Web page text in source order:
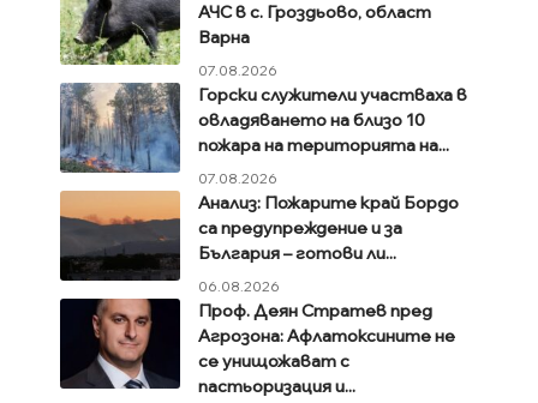
АЧС в с. Гроздьово, област
Варна
07.08.2026
Горски служители участваха в
овладяването на близо 10
пожара на територията на...
07.08.2026
Анализ: Пожарите край Бордо
са предупреждение и за
България – готови ли...
06.08.2026
Проф. Деян Стратев пред
Агрозона: Афлатоксините не
се унищожават с
пастьоризация и...